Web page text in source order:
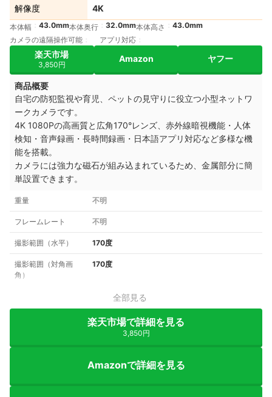
解像度 4K
本体幅 43.0mm本体奥行 32.0mm本体高さ
43.0mm
カメラの遠隔操作可能
アプリ対応
楽天市場
3,850円
Amazon ヤフー
商品概要
自宅の防犯監視や育児、ペットの見守りに役立つ小型ネットワ
ークカメラです。
4K 1080Pの高画質と広角170°レンズ、赤外線暗視機能・人体
検知・音声録画・長時間録画・日本語アプリ対応など多様な機
能を搭載。
カメラには強力な磁石が組み込まれているため、金属部分に簡
単設置できます。
重量 不明
フレームレート 不明
撮影範囲（水平） 170度
撮影範囲（対角画
角）
170度
全部見る
楽天市場で詳細を見る
3,850円
Amazonで詳細を見る